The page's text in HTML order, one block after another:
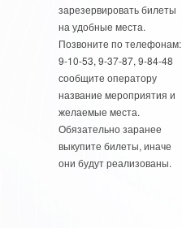
зарезервировать билеты
на удобные места.
Позвоните по телефонам:
9-10-53, 9-37-87, 9-84-48
сообщите оператору
название мероприятия и
желаемые места.
Обязательно заранее
выкупите билеты, иначе
они будут реализованы.